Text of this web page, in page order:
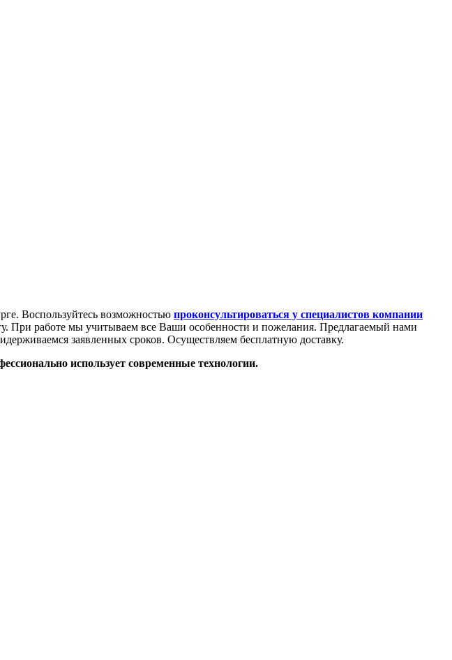
Воспользуйтесь возможностью проконсультироваться у специалистов компании
При работе мы учитываем все Ваши особенности и пожелания. Предлагаемый нами
заявленных сроков. Осуществляем бесплатную доставку.
использует современные технологии.